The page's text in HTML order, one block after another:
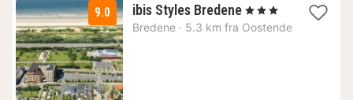
9.0 ibis Styles Bredene1
natt
, 3 Stjerner
Bredene · 5.3 km fra Oostende